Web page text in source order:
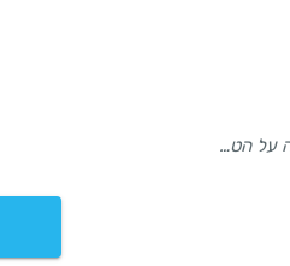
רופא מקצועי, יחס מכבד והסברים ברורים. תודה על הטיפול המסור. ממליץ בחום!